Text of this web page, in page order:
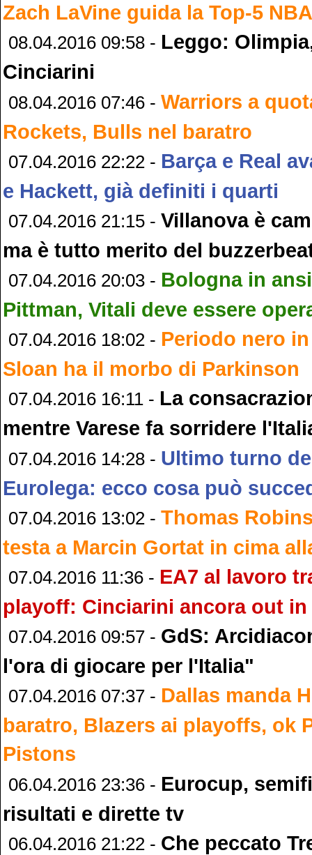
Zach LaVine guida la Top-5 NBA
08.04.2016 09:58 - Leggo:
Cinciarini
08.04.2016 07:46 - Warriors a
Rockets, Bulls nel baratro
07.04.2016 22:22 - Barça e Real
e Hackett, già definiti i quarti
07.04.2016 21:15 - Villanova è
ma è tutto merito del
07.04.2016 20:03 - Bologna in
Pittman, Vitali deve essere
07.04.2016 18:02 - Periodo nero
Sloan ha il morbo di Parkinson
07.04.2016 16:11 - La
mentre Varese fa sorridere
07.04.2016 14:28 - Ultimo turno
Eurolega: ecco cosa può
07.04.2016 13:02 - Thomas
testa a Marcin Gortat in cima
07.04.2016 11:36 - EA7 al lavoro
playoff: Cinciarini ancora out in
07.04.2016 09:57 - GdS:
l'ora di giocare per l'Italia"
07.04.2016 07:37 - Dallas manda
baratro, Blazers ai playoffs, ok
Pistons
06.04.2016 23:36 - Eurocup,
risultati e dirette tv
06.04.2016 21:22 - Che peccato